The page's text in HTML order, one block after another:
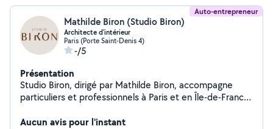
Auto-entrepreneur
Mathilde Biron (Studio Biron)
Architecte d'intérieur
Paris (Porte Saint-Denis 4)
-/5
Présentation
Studio Biron, dirigé par Mathilde Biron, accompagne
particuliers et professionnels à Paris et en Île-de-France
décoration sur mesure. Chaque projet est conçu
Aucun avis pour l'instant